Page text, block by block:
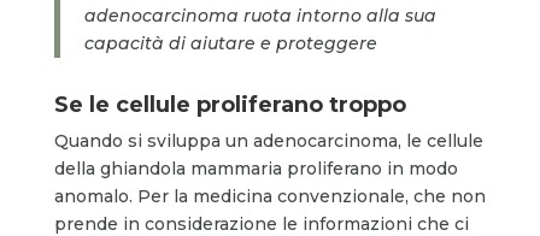
adenocarcinoma ruota intorno alla sua
capacità di aiutare e proteggere
Se le cellule proliferano troppo
Quando si sviluppa un adenocarcinoma, le cellule
della ghiandola mammaria proliferano in modo
anomalo. Per la medicina convenzionale, che non
prende in considerazione le informazioni che ci